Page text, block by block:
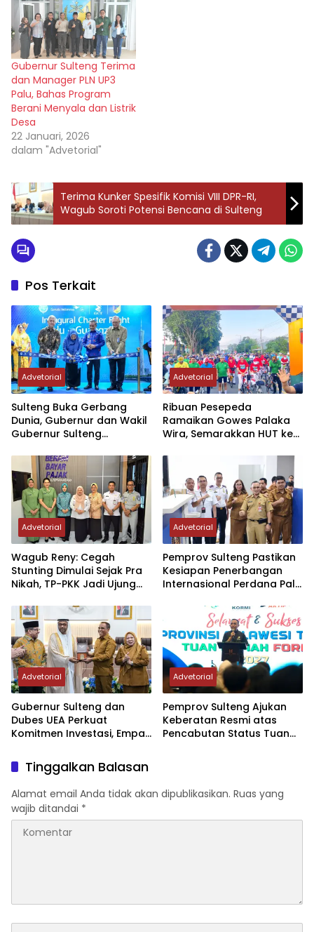
Gubernur Sulteng Terima
dan Manager PLN UP3
Palu, Bahas Program
Berani Menyala dan Listrik
Desa
22 Januari, 2026
dalam "Advetorial"
Terima Kunker Spesifik Komisi VIII DPR-RI,
Wagub Soroti Potensi Bencana di Sulteng
Pos Terkait
Advetorial
Sulteng Buka Gerbang
Dunia, Gubernur dan Wakil
Gubernur Sulteng
Perdana Internasional
Palu-Guangzhou
Advetorial
Ribuan Pesepeda
Ramaikan Gowes Palaka
Wira, Semarakkan HUT ke-1
Advetorial
Wagub Reny: Cegah
Stunting Dimulai Sejak Pra
Nikah, TP-PKK Jadi Ujung
Advetorial
Pemprov Sulteng Pastikan
Kesiapan Penerbangan
Internasional Perdana Palu
Advetorial
Gubernur Sulteng dan
Dubes UEA Perkuat
Komitmen Investasi, Empat
Advetorial
Pemprov Sulteng Ajukan
Keberatan Resmi atas
Pencabutan Status Tuan
Tinggalkan Balasan
Alamat email Anda tidak akan dipublikasikan. Ruas yang
wajib ditandai *